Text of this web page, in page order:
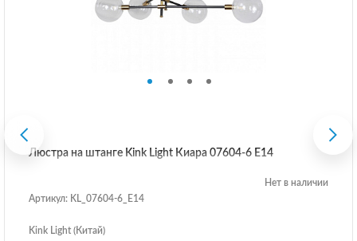
Люстра на штанге Kink Light Киара 07604-6 E14
Нет в наличии
Артикул: KL_07604-6_E14
Kink Light (Китай)